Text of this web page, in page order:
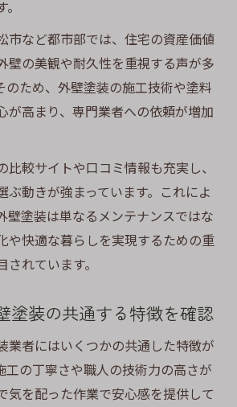
られる外壁塗装の特徴
安心感が得られる業者の特徴
見る外壁塗装業者の安心ポイント
で差が出る外壁塗装の信頼性
で確認すべき保証やアフターサー
市など都市部では、住宅の資産価値
壁の美観や耐久性を重視する声が多
のため、外壁塗装の施工技術や塗料
が高まり、専門業者への依頼が増加
較サイトや口コミ情報も充実し、
ぶ動きが強まっています。これによ
壁塗装は単なるメンテナンスではな
や快適な暮らしを実現するための重
れています。
塗装の共通する特徴を確認
業者にはいくつかの共通した特徴が
工の丁寧さや職人の技術力の高さが
気を配った作業で安心感を提供して